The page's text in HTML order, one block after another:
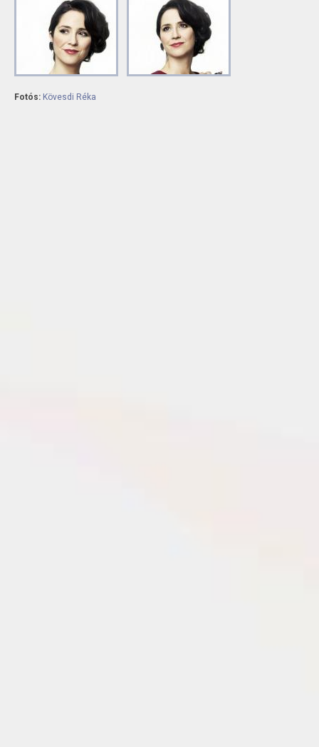
Fotós: Kövesdi Réka